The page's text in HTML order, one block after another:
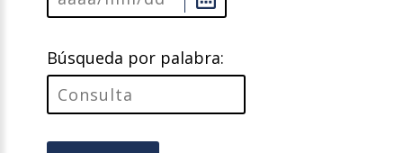
Búsqueda por palabra: